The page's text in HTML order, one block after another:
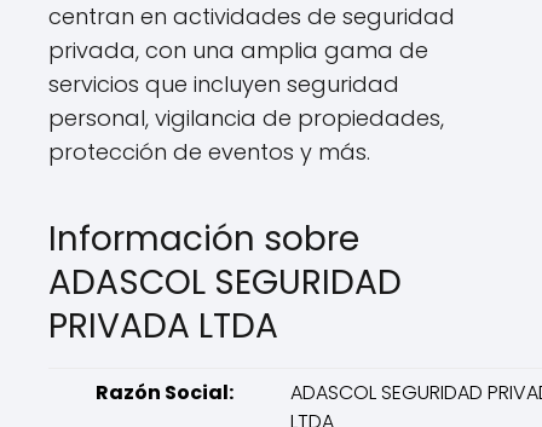
centran en actividades de seguridad
privada, con una amplia gama de
servicios que incluyen seguridad
personal, vigilancia de propiedades,
protección de eventos y más.
Información sobre
ADASCOL SEGURIDAD
PRIVADA LTDA
Razón Social:
ADASCOL SEGURIDAD